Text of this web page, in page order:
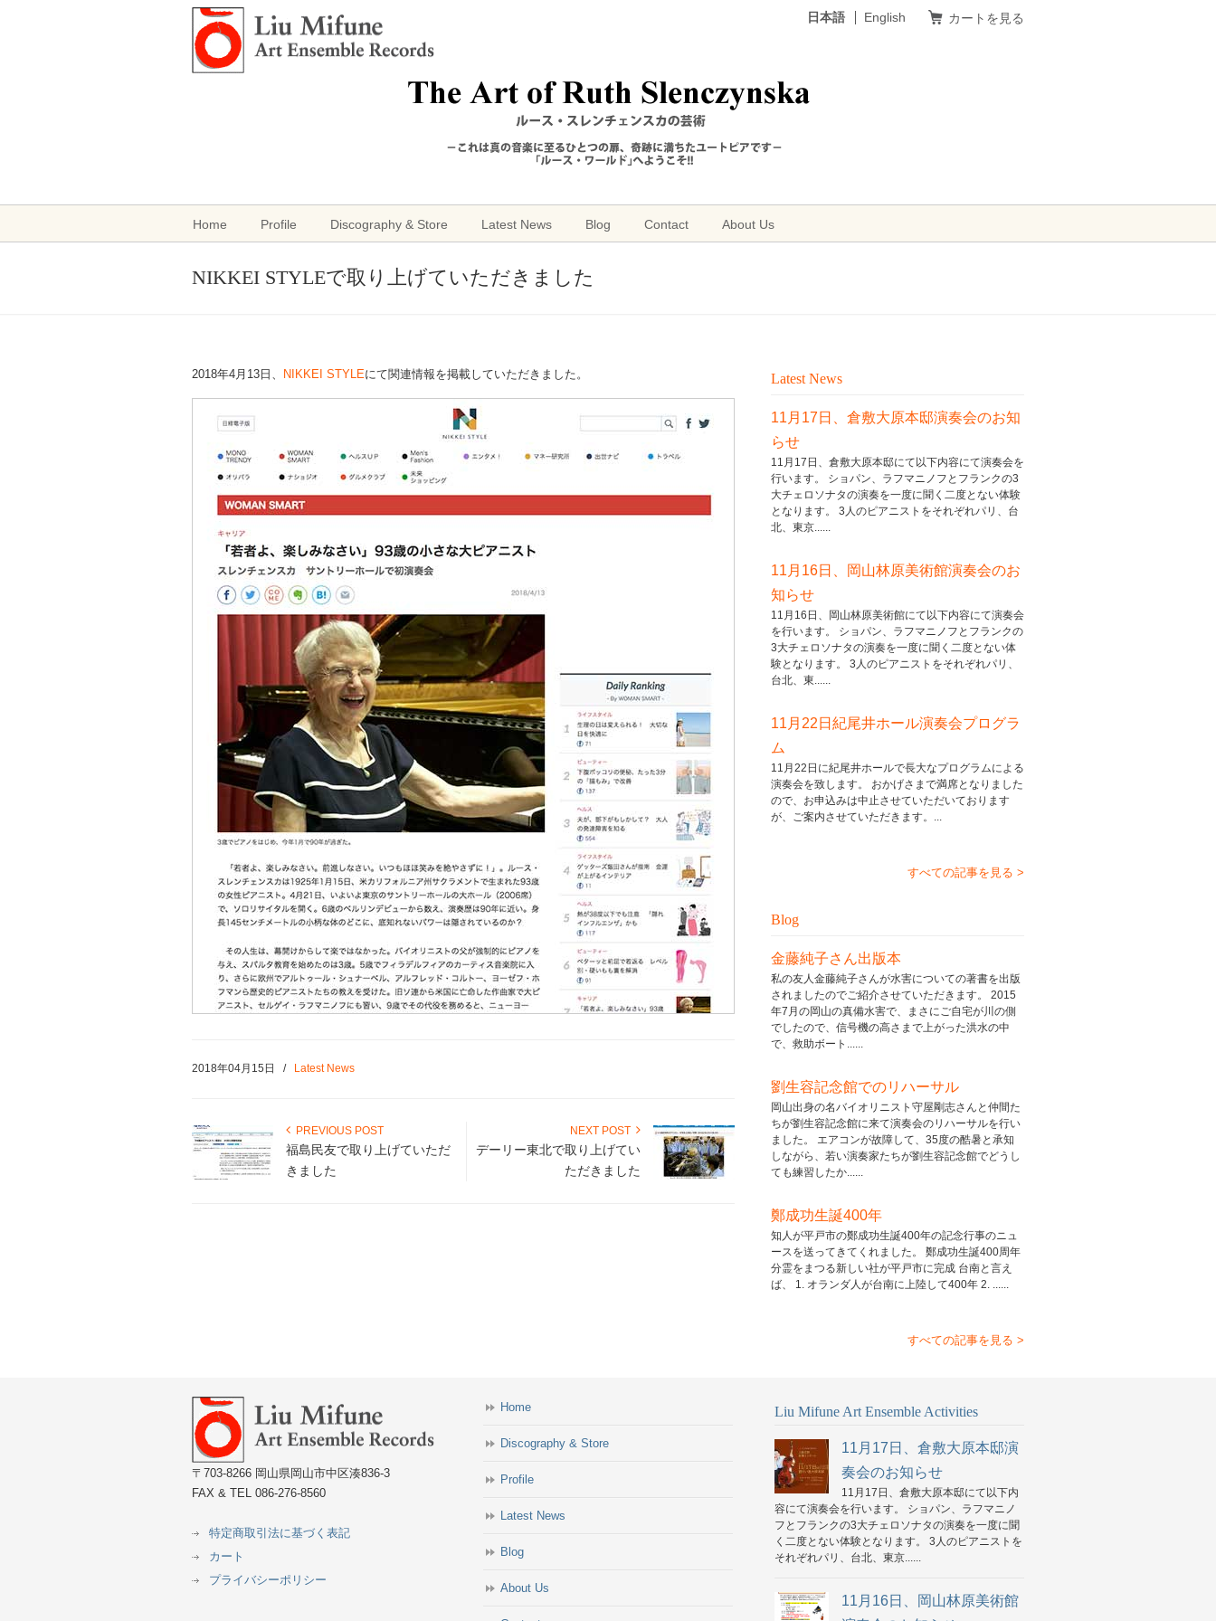
日本語 English カートを見る
Home Profile Discography & Store Latest News Blog Contact About Us
NIKKEI STYLEで取り上げていただきました
2018年4月13日、 NIKKEI STYLEにて関連情報を掲載していただきました。
2018年04月15日 / Latest News
PREVIOUS POST
福島民友で取り上げていただ
きました
NEXT POST
デーリー東北で取り上げてい
ただきました
Latest News
11月17日、倉敷大原本邸演奏会のお知
らせ
11月17日、倉敷大原本邸にて以下内容にて演奏会を
行います。 ショパン、ラフマニノフとフランクの3
大チェロソナタの演奏を一度に聞く二度とない体験
となります。 3人のピアニストをそれぞれパリ、台
北、東京......
11月16日、岡山林原美術館演奏会のお
知らせ
11月16日、岡山林原美術館にて以下内容にて演奏会
を行います。 ショパン、ラフマニノフとフランクの
3大チェロソナタの演奏を一度に聞く二度とない体
験となります。 3人のピアニストをそれぞれパリ、
台北、東......
11月22日紀尾井ホール演奏会プログラ
ム
11月22日に紀尾井ホールで長大なプログラムによる
演奏会を致します。 おかげさまで満席となりました
ので、お申込みは中止させていただいております
が、ご案内させていただきます。...
すべての記事を見る >
Blog
金藤純子さん出版本
私の友人金藤純子さんが水害についての著書を出版
されましたのでご紹介させていただきます。 2015
年7月の岡山の真備水害で、まさにご自宅が川の側
でしたので、信号機の高さまで上がった洪水の中
で、救助ボート......
劉生容記念館でのリハーサル
岡山出身の名バイオリニスト守屋剛志さんと仲間た
ちが劉生容記念館に来て演奏会のリハーサルを行い
ました。 エアコンが故障して、35度の酷暑と承知
しながら、若い演奏家たちが劉生容記念館でどうし
ても練習したか......
鄭成功生誕400年
知人が平戸市の鄭成功生誕400年の記念行事のニュ
ースを送ってきてくれました。 鄭成功生誕400周年
分霊をまつる新しい社が平戸市に完成 台南と言え
ば、 1. オランダ人が台南に上陸して400年 2. ......
すべての記事を見る >
〒703-8266 岡山県岡山市中区湊836-3
FAX & TEL 086-276-8560
特定商取引法に基づく表記
カート
プライバシーポリシー
Home
Discography & Store
Profile
Latest News
Blog
About Us
Liu Mifune Art Ensemble Activities
11月17日、倉敷大原本邸演
奏会のお知らせ
11月17日、倉敷大原本邸にて以下内
容にて演奏会を行います。 ショパン、ラフマニノ
フとフランクの3大チェロソナタの演奏を一度に聞
く二度とない体験となります。 3人のピアニストを
それぞれパリ、台北、東京......
11月16日、岡山林原美術館